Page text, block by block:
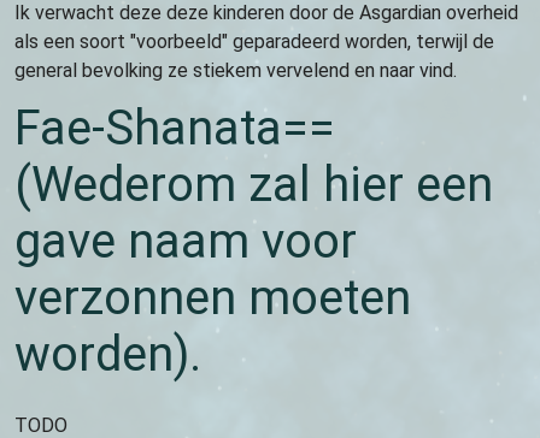
Ik verwacht deze deze kinderen door de Asgardian overheid
als een soort "voorbeeld" geparadeerd worden, terwijl de
general bevolking ze stiekem vervelend en naar vind.
Fae-Shanata==
(Wederom zal hier een
gave naam voor
verzonnen moeten
worden).
TODO